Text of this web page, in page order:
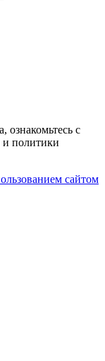
ознакомьтесь с
и политики
сайтом